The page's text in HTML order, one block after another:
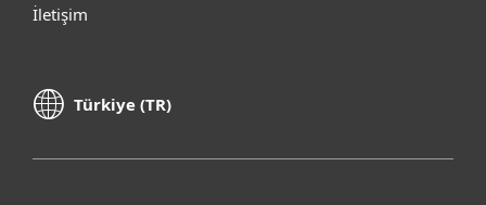
İletişim
Türkiye (TR)